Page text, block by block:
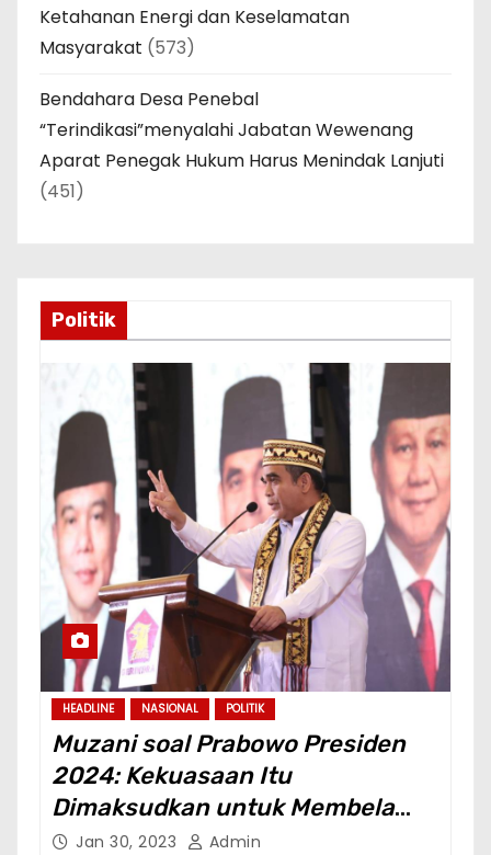
Ketahanan Energi dan Keselamatan
Masyarakat (573)
Bendahara Desa Penebal
“Terindikasi”menyalahi Jabatan Wewenang
Aparat Penegak Hukum Harus Menindak Lanjuti
(451)
Politik
HEADLINE NASIONAL POLITIK
Muzani soal Prabowo Presiden
2024: Kekuasaan Itu
Dimaksudkan untuk Membela
Rakyat Kecil dan Terpinggirkan
Jan 30, 2023 Admin